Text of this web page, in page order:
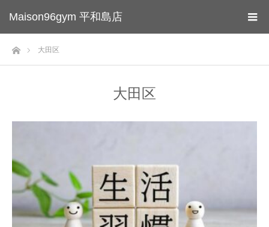
Maison96gym 平和島店
ホーム大田区
大田区